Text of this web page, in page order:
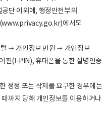
단 이외에, 행정안전부의
(www.privacy.go.kr)에서도
→ 개인정보 민원 → 개인정보
핀(I-PIN), 휴대폰을 통한 실명인증
정정 또는 삭제를 요구한 경우에는
까지 당해 개인정보를 이용하거나